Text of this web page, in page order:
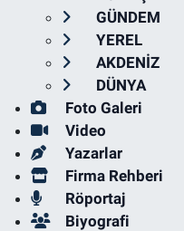
GÜNDEM
YEREL
AKDENİZ
DÜNYA
Foto Galeri
Video
Yazarlar
Firma Rehberi
Röportaj
Biyografi